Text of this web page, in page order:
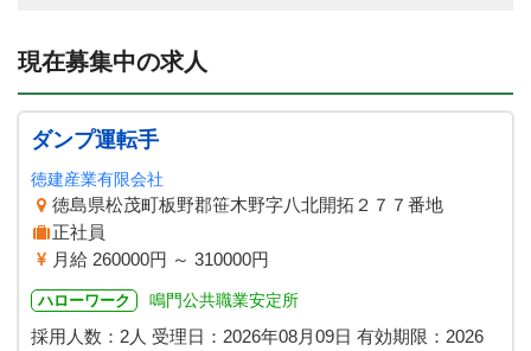
現在募集中の求人
ダンプ運転手
徳建産業有限会社
徳島県松茂町板野郡笹木野字八北開拓２７７番地
正社員
月給 260000円 ～ 310000円
ハローワーク 鳴門公共職業安定所
採用人数：2人 受理日： 2026年08月09日 有効期限： 2026